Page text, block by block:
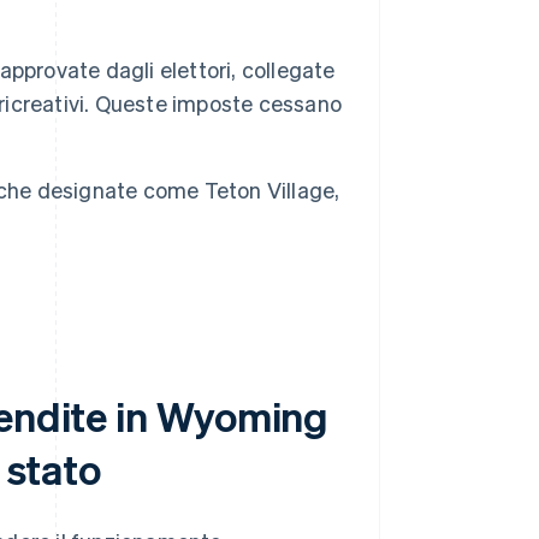
dagli elettori, collegate
Queste imposte cessano
designate come Teton Village,
in Wyoming
stato